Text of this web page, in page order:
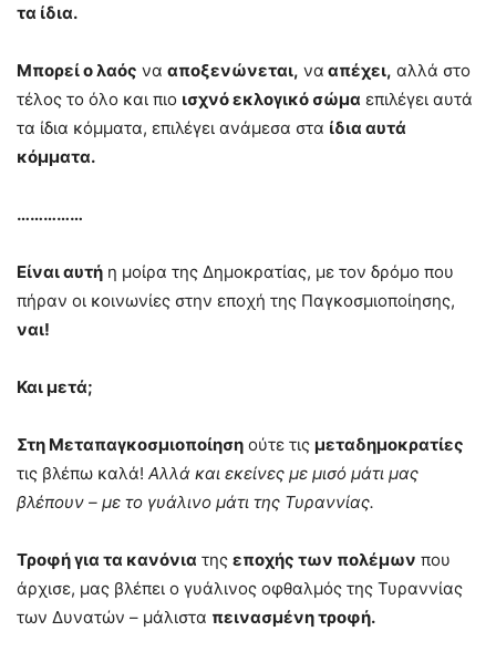
τα ίδια.
Μπορεί ο λαός να αποξενώνεται, να απέχει, αλλά στο
τέλος το όλο και πιο ισχνό εκλογικό σώμα επιλέγει αυτά
τα ίδια κόμματα, επιλέγει ανάμεσα στα ίδια αυτά
κόμματα.
……………
Είναι αυτή η μοίρα της Δημοκρατίας, με τον δρόμο που
πήραν οι κοινωνίες στην εποχή της Παγκοσμιοποίησης,
ναι!
Και μετά;
Στη Μεταπαγκοσμιοποίηση ούτε τις μεταδημοκρατίες
τις βλέπω καλά! Αλλά και εκείνες με μισό μάτι μας
βλέπουν – με το γυάλινο μάτι της Τυραννίας.
Τροφή για τα κανόνια της εποχής των πολέμων που
άρχισε, μας βλέπει ο γυάλινος οφθαλμός της Τυραννίας
των Δυνατών – μάλιστα πεινασμένη τροφή.